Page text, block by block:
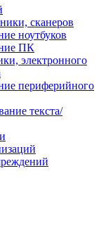
сканеров
ноутбуков
ПК
электронного
периферийного
текста/